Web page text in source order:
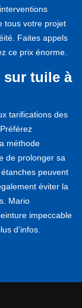
tous votre projet
Faites appels
ce prix énorme.
sur tuile à
tarifications des
méthode
de prolonger sa
peuvent
éviter la
Mario
impeccable
d’infos.